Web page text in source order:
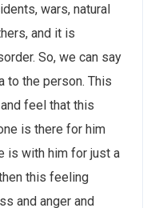
wars, natural
and it is
So, we can say
to the person. This
feel that this
is there for him
is with him for just a
this feeling
and anger and